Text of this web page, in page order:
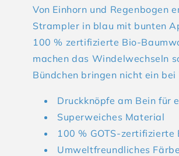
Von Einhorn und Regenbogen
Strampler in blau mit bunten
100 % zertifizierte Bio-
machen das Windelwechseln
Bündchen bringen nicht ein
Druckknöpfe am Bein für
Superweiches Material
100 % GOTS-zertifizierte
Umweltfreundliches